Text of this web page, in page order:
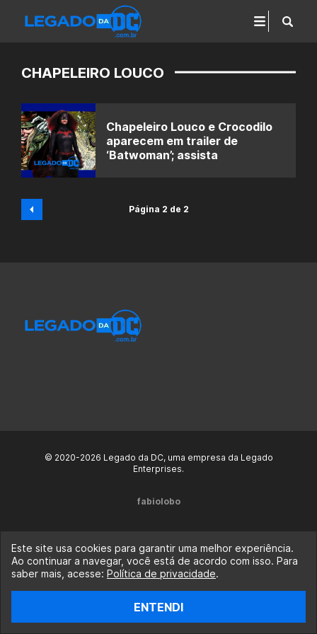
CHAPELEIRO LOUCO
Chapeleiro Louco e Crocodilo
aparecem em trailer de
‘Batwoman’; assista
Página 2 de 2
© 2020-2026 Legado da DC, uma empresa da Legado
Enterprises.
fabiolobo
Este site usa cookies para garantir uma melhor experiência.
Ao continuar a navegar, você está de acordo com isso. Para
saber mais, acesse: Política de privacidade.
ENTENDI